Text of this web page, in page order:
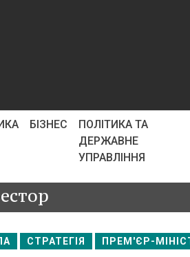
БІЗНЕС
ПОЛІТИКА ТА
ДЕРЖАВНЕ
УПРАВЛІННЯ
СТРАТЕГІЯ ПРЕМ'ЄР-